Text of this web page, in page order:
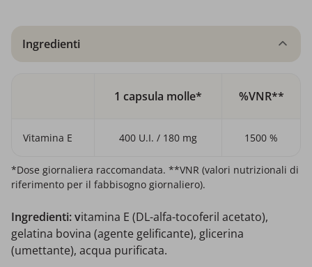
Ingredienti
1 capsula molle* %VNR**
Vitamina E 400 U.I. / 180 mg 1500 %
*Dose giornaliera raccomandata. **VNR (valori nutrizionali di
riferimento per il fabbisogno giornaliero).
Ingredienti: vitamina E (DL-alfa-tocoferil acetato),
gelatina bovina (agente gelificante), glicerina
(umettante), acqua purificata.